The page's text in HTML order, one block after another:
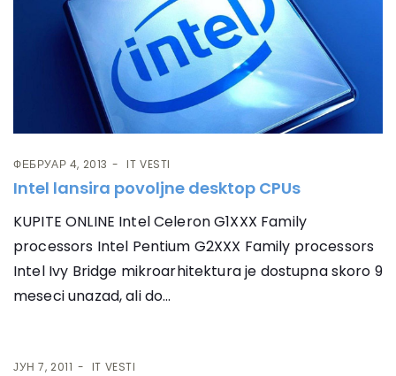
ФЕБРУАР 4, 2013 IT VESTI
Intel lansira povoljne desktop CPUs
KUPITE ONLINE Intel Celeron G1XXX Family
processors Intel Pentium G2XXX Family processors
Intel Ivy Bridge mikroarhitektura je dostupna skoro 9
meseci unazad, ali do...
ЈУН 7, 2011 IT VESTI